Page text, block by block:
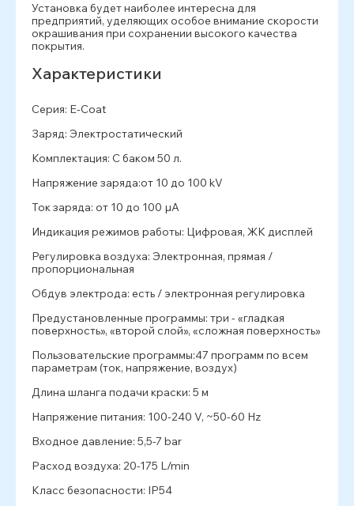
Установка будет наиболее интересна для
предприятий, уделяющих особое внимание скорости
окрашивания при сохранении высокого качества
покрытия.
Характеристики
Серия: E-Coat
Заряд: Электростатический
Комплектация: С баком 50 л.
Напряжение заряда:от 10 до 100 kV
Ток заряда: от 10 до 100 µA
Индикация режимов работы: Цифровая, ЖК дисплей
Регулировка воздуха: Электронная, прямая /
пропорциональная
Обдув электрода: есть / электронная регулировка
Предустановленные программы: три - «гладкая
поверхность», «второй слой», «сложная поверхность»
Пользовательские программы:47 программ по всем
параметрам (ток, напряжение, воздух)
Длина шланга подачи краски: 5 м
Напряжение питания: 100-240 V, ~50-60 Hz
Входное давление: 5,5-7 bar
Расход воздуха: 20-175 L/min
Класс безопасности: IP54